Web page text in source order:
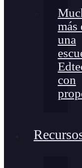
más
una
con